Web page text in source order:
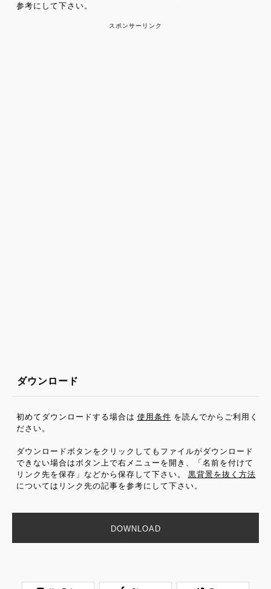
参考にして下さい。
ダウンロード
初めてダウンロードする場合は 使用条件 を読んでからご利用く
ださい。
ダウンロードボタンをクリックしてもファイルがダウンロード
できない場合はボタン上で右メニューを開き、「名前を付けて
リンク先を保存」などから保存して下さい。
黒背景を抜く方法
についてはリンク先の記事を参考にして下さい。
DOWNLOAD